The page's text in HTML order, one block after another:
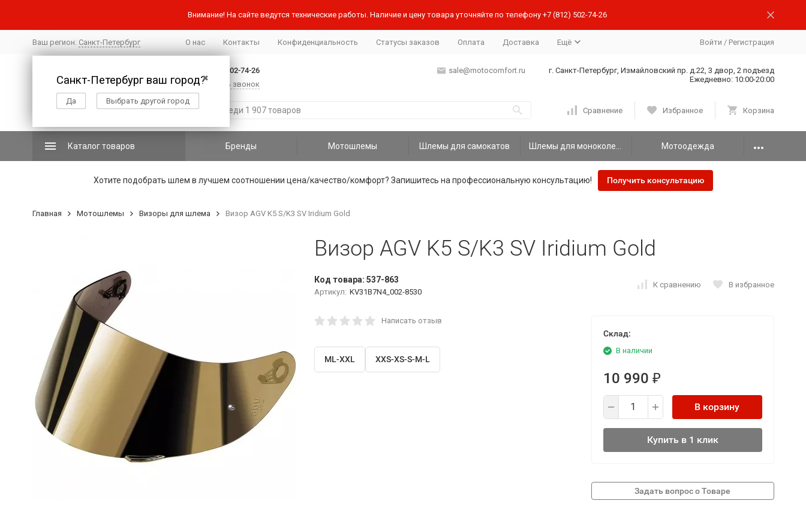
Внимание! На сайте ведутся технические работы. Наличие и цену товара уточняйте по телефону +7 (812) 502-74-26
Ваш регион: Санкт-Петербург
✖
Санкт-Петербург ваш город?
Да Выбрать другой город
О нас Контакты Конфиденциальность Статусы заказов Оплата Доставка Ещё Войти / Регистрация
+7 (812) 502-74-26
Заказать звонок
sale@motocomfort.ru
г. Санкт-Петербург, Измайловский пр. д.22, 3 двор, 2 подъезд
Ежедневно: 10:00-20:00
Сравнение Избранное Корзина
Каталог товаров Бренды Мотошлемы Шлемы для самокатов Мотоодежда
Хотите подобрать шлем в лучшем соотношении цена/качество/комфорт? Запишитесь на профессиональную консультацию! Получить консультацию
Главная Мотошлемы Визоры для шлема Визор AGV K5 S/K3 SV Iridium Gold
Визор AGV K5 S/K3 SV Iridium Gold
Код товара: 537-863
Артикул: KV31B7N4_002-8530
К сравнению В избранное
Написать отзыв
ML-XXL XXS-XS-S-M-L
Склад:
В наличии
10 990 ₽
В корзину
Купить в 1 клик